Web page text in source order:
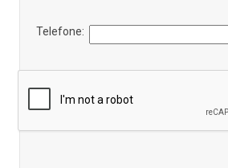
Telefone: